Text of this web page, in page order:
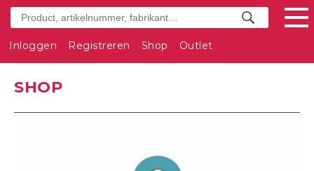
Inloggen Registreren Shop Outlet
SHOP